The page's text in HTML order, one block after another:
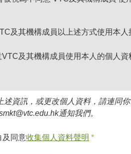
及其機構成員以上述方式使用本
及其機構成員使用本人的個人
述資訊，或更改個人資料，請連同
通知我們。
及同意收集個人資料聲明 *